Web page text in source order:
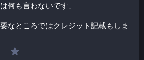
何も言わないです、
なところではクレジット記載もしま